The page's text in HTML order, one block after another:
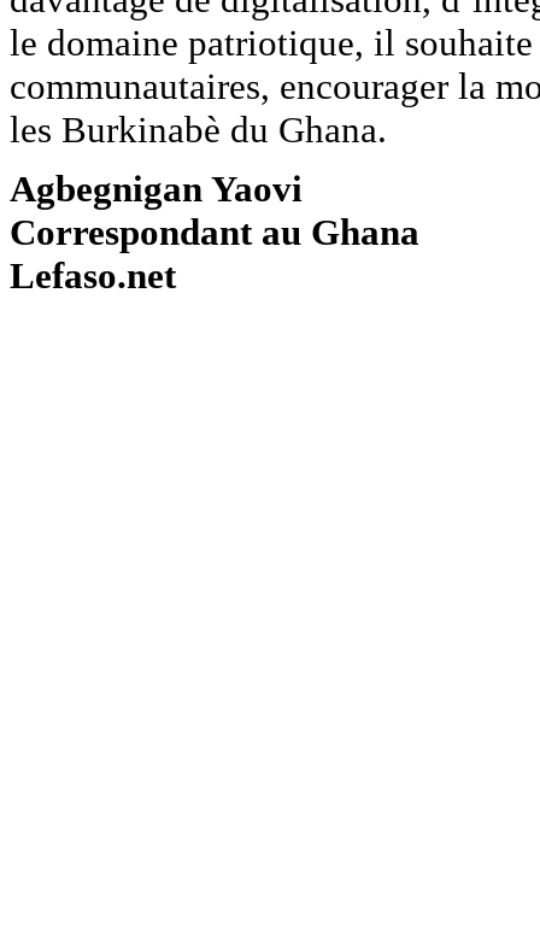
le domaine patriotique, il
communautaires, encourager la
les Burkinabè du Ghana.
Agbegnigan Yaovi
Correspondant au Ghana
Lefaso.net